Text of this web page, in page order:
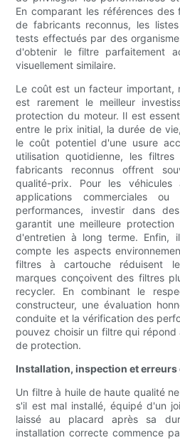
En comparant les références
de fabricants reconnus, les
tests effectués par des
d'obtenir le filtre parfaitement
visuellement similaire.
Le coût est un facteur important,
est rarement le meilleur
protection du moteur. Il est
entre le prix initial, la durée de
le coût potentiel d'une usure
utilisation quotidienne, les
fabricants reconnus offrent
qualité-prix. Pour les
applications commerciales
performances, investir dans
garantit une meilleure
d'entretien à long terme. Enfin,
compte les aspects
filtres à cartouche réduisent
marques conçoivent des filtres
recycler. En combinant le
constructeur, une évaluation
conduite et la vérification des
pouvez choisir un filtre qui
de protection.
Installation, inspection et erreurs
Un filtre à huile de haute qualité
s'il est mal installé, équipé d'un
laissé au placard après sa
installation correcte commence